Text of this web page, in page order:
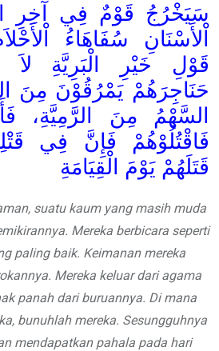
سَيَخْرُجُ قَوْمٌ فِي آخِرِ
اْلأَسْنَانِ سُفَاهَاءُ
قَوْلِ خَيْرِ الْبَرِيَّةِ لاَ
حَنَاجِرَهُمْ يَمْرُقُوْنَ مِنَ
السَّهْمُ مِنَ الرَّمِيَّةِ،
فَاقْتُلُوْهُمْ فَإِنَّ فِي
قَتَلَهُمْ يَوْمَ الْقِيَامَةِ
suatu kaum yang masih muda
Mereka berbicara seperti
paling baik. Keimanan mereka
Mereka keluar dari agama
panah dari buruannya. Di mana
bunuhlah mereka. Sesungguhnya
mendapatkan pahala pada hari